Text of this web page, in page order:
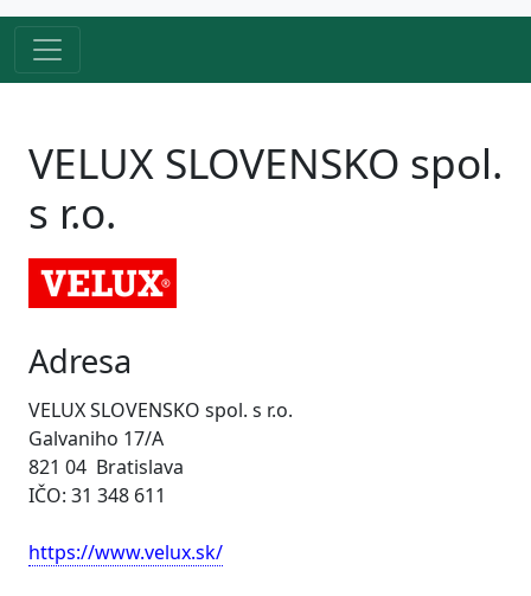
VELUX SLOVENSKO spol.
s r.o.
Adresa
VELUX SLOVENSKO spol. s r.o.
Galvaniho 17/A
821 04 Bratislava
IČO: 31 348 611
https://www.velux.sk/